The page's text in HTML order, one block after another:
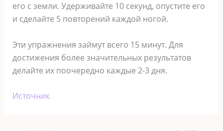
его с земли. Удерживайте 10 секунд, опустите его
и сделайте 5 повторений каждой ногой.
Эти упражнения займут всего 15 минут. Для
достижения более значительных результатов
делайте их поочередно каждые 2-3 дня.
Источник